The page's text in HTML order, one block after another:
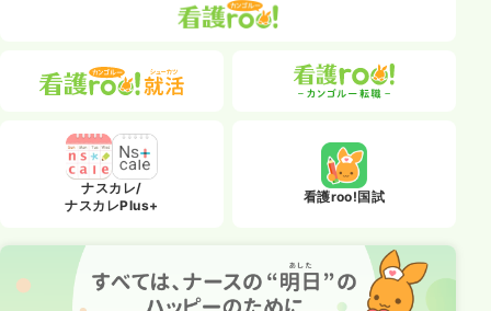
ナスカレ/
ナスカレPlus+
看護roo!国試